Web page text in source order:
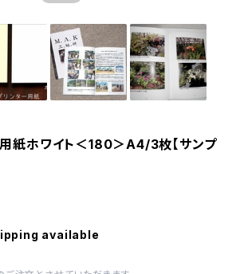
紙ホワイト＜180＞A4/3枚【サンプ
available